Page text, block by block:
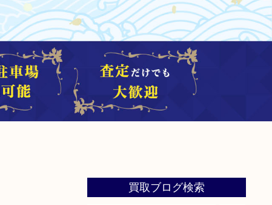
買取ブログ検索